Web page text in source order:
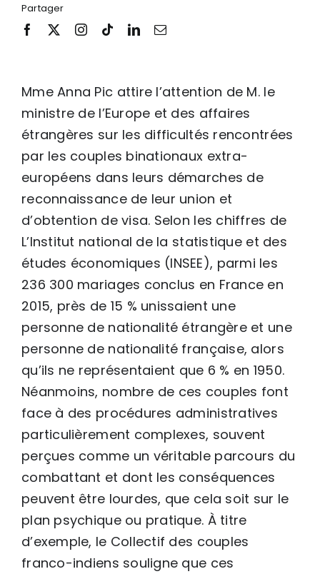
Partager
Mme Anna Pic attire l’attention de M. le
ministre de l’Europe et des affaires
étrangères sur les difficultés rencontrées
par les couples binationaux extra-
européens dans leurs démarches de
reconnaissance de leur union et
d’obtention de visa. Selon les chiffres de
L’Institut national de la statistique et des
études économiques (INSEE), parmi les
236 300 mariages conclus en France en
2015, près de 15 % unissaient une
personne de nationalité étrangère et une
personne de nationalité française, alors
qu’ils ne représentaient que 6 % en 1950.
Néanmoins, nombre de ces couples font
face à des procédures administratives
particulièrement complexes, souvent
perçues comme un véritable parcours du
combattant et dont les conséquences
peuvent être lourdes, que cela soit sur le
plan psychique ou pratique. À titre
d’exemple, le Collectif des couples
franco-indiens souligne que ces